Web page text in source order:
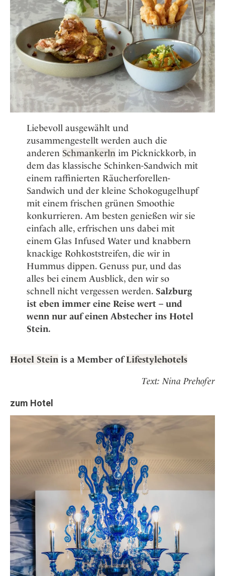
Liebevoll ausgewählt und
zusammengestellt werden auch die
anderen Schmankerln im Picknickkorb, in
dem das klassische Schinken-Sandwich mit
einem raffinierten Räucherforellen-
Sandwich und der kleine Schokogugelhupf
mit einem frischen grünen Smoothie
konkurrieren. Am besten genießen wir sie
einfach alle, erfrischen uns dabei mit
einem Glas Infused Water und knabbern
knackige Rohkoststreifen, die wir in
Hummus dippen. Genuss pur, und das
alles bei einem Ausblick, den wir so
schnell nicht vergessen werden. Salzburg
ist eben immer eine Reise wert – und
wenn nur auf einen Abstecher ins Hotel
Stein.
Hotel Stein is a Member ofLifestylehotels
Text: Nina Prehofer
zum Hotel